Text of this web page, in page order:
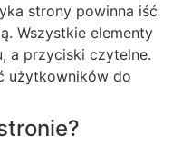
strony powinna iść
Wszystkie elementy
a przyciski czytelne.
użytkowników do